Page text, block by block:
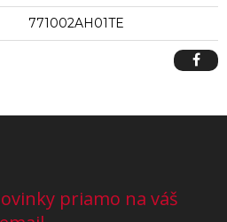
771002AH01TE
priamo na váš